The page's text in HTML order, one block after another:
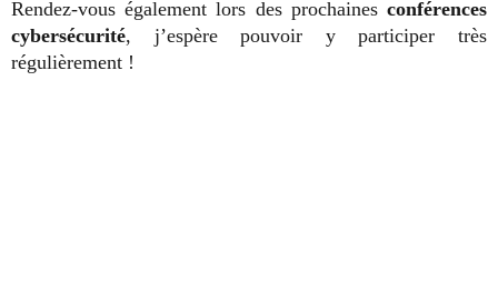
Rendez-vous également lors des prochaines conférences
cybersécurité, j’espère pouvoir y participer très
régulièrement !